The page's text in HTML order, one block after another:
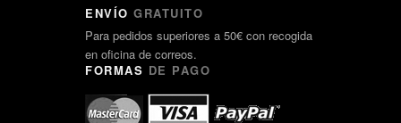
ENVÍO GRATUITO
Para pedidos superiores a 50€ con recogida
en oficina de correos.
FORMAS DE PAGO